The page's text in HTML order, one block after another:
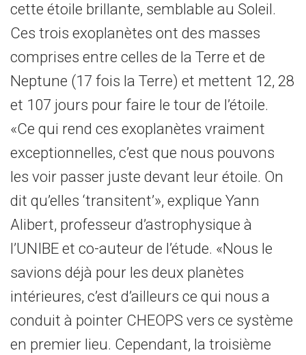
cette étoile brillante, semblable au Soleil.
Ces trois exoplanètes ont des masses
comprises entre celles de la Terre et de
Neptune (17 fois la Terre) et mettent 12, 28
et 107 jours pour faire le tour de l’étoile.
«Ce qui rend ces exoplanètes vraiment
exceptionnelles, c’est que nous pouvons
les voir passer juste devant leur étoile. On
dit qu’elles ‘transitent’», explique Yann
Alibert, professeur d’astrophysique à
l’UNIBE et co-auteur de l’étude. «Nous le
savions déjà pour les deux planètes
intérieures, c’est d’ailleurs ce qui nous a
conduit à pointer CHEOPS vers ce système
en premier lieu. Cependant, la troisième